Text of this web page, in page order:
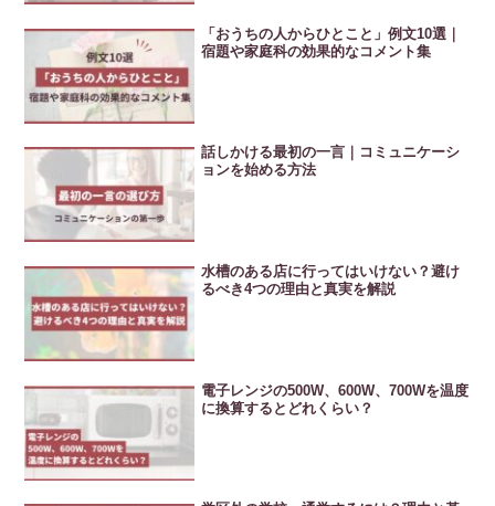
「おうちの人からひとこと」例文10選｜
宿題や家庭科の効果的なコメント集
話しかける最初の一言｜コミュニケーシ
ョンを始める方法
水槽のある店に行ってはいけない？避け
るべき4つの理由と真実を解説
電子レンジの500W、600W、700Wを温度
に換算するとどれくらい？